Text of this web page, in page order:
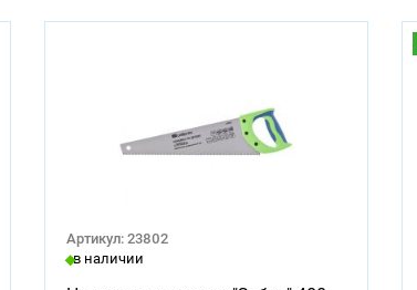
Артикул: 23802
в наличии